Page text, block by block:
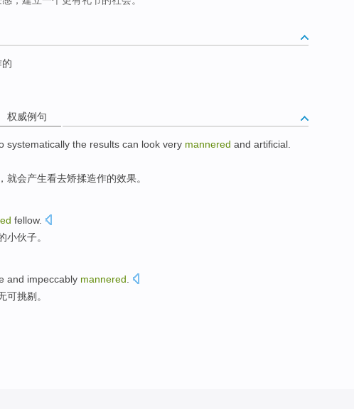
权威例句
systematically the results can look very mannered and artificial
就会产生看去矫揉造作的效果。
fellow.
小伙子。
and impeccably mannered
可挑剔。